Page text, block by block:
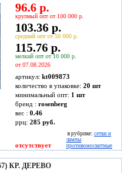
96.6 р.
крупный опт от 100 000 р.
103.36 р.
средний опт от 50 000 р.
115.76 р.
мелкий опт от 10 000 р.
от 07.08.2026
артикул: kt009873
количество в упаковке: 20 шт
минимальный опт: 1 шт
бренд : rosenberg
вес : 0.46
ррц: 285 руб.
отсутствует
в рубрике: сетки и
лампы
противомоскитные
КР. ДЕРЕВО